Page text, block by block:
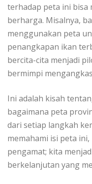
terhadap peta ini bisa
berharga. Misalnya,
menggunakan peta
penangkapan ikan
bercita-cita menjadi
bermimpi
Ini adalah kisah
bagaimana peta
dari setiap langkah
memahami isi peta
pengamat; kita
berkelanjutan yang